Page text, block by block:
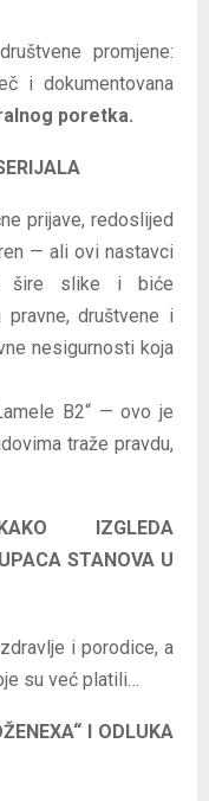
promjene:
i dokumentovana
poretka.
prijave, redoslijed
— ali ovi nastavci
šire slike i biće
pravne, društvene i
nesigurnosti koja
B2“ — ovo je
traže pravdu,
IZGLEDA
STANOVA U
i porodice, a
su već platili…
I ODLUKA